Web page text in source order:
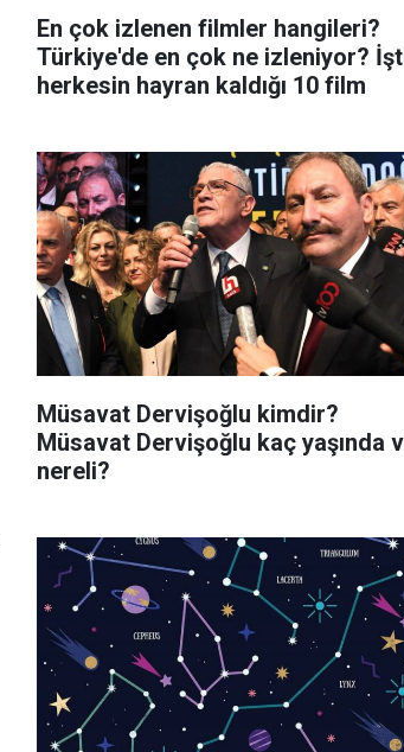
En çok izlenen filmler hangileri?
Türkiye'de en çok ne izleniyor?
herkesin hayran kaldığı 10 film
Müsavat Dervişoğlu kimdir?
Müsavat Dervişoğlu kaç yaşında
nereli?